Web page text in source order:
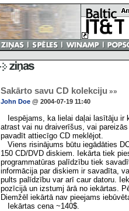
Sakārto savu CD kolekciju »»
John Doe @ 2004-07-19 11:40
Iespējams, ka lielai daļai lasītāju ir
atrast vai nu draiverīšus, vai
pavadīt attiecīgo CD meklējot.
Viens risinājums būtu iegādāties
150 CD/DVD diskiem. Iekārta tiek
programmatūras palīdzību tiek
informācija par diskiem ir savadīta,
pults palīdzību var arī caur datoru.
pozīcijā un izstumj ārā no iekārtas.
Diemžēl iekārtā nav pieejams
Iekārtas cena ~140$.